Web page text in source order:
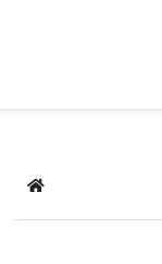
Home